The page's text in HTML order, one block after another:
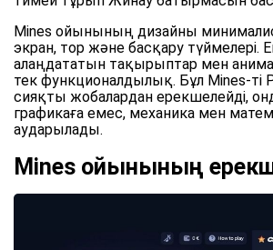
Mines ойынының дизайны
экран, тор және басқару түймелері.
алаңдататын тақырыптар мен
тек функционалдылық. Бұл Mines-ті
сияқты жобалардан ерекшелейді,
графикаға емес, механика мен
аударылады.
Mines ойынының